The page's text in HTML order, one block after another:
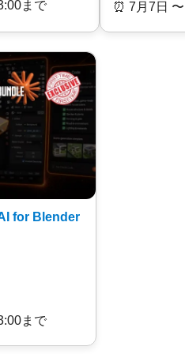
まで
⏰️ 7月7日
for Blender
まで